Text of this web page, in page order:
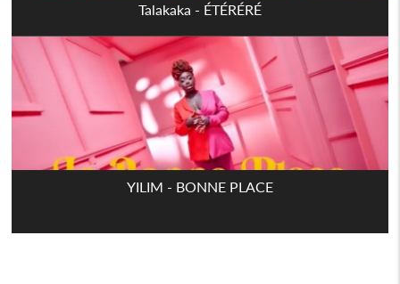
Talakaka - ÉTÉRÉRÉ
YILIM - BONNE PLACE